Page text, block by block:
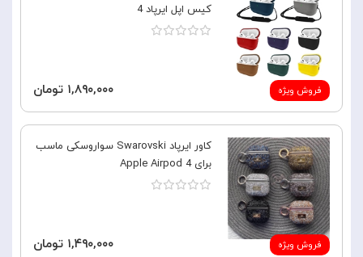
فروش ویژه
کیس اپل ایرپاد 4
۱,۸۹۰,۰۰۰ تومان
فروش ویژه
کاور ایرپاد Swarovski سواروسکی ماسب
برای 4 Apple Airpod
۱,۴۹۰,۰۰۰ تومان